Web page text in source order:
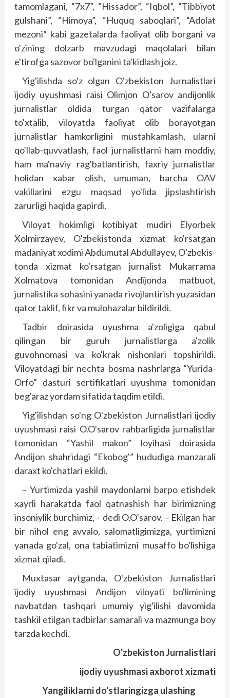
tamomlagani, “7x7”, “Hissador”, “Iqbol”, “Tibbiyot
gulshani”, “Himoya”, “Huquq saboqlari”, “Adolat
mezoni” kabi gazetalarda fao­liyat olib borgani va
o'zining dolzarb mavzudagi maqolalari bilan
e'tirofga sazovor bo'lganini ta'kidlash joiz.
Yig'ilishda so'z olgan O'zbekiston Jurnalistlari
ijodiy uyushmasi raisi Olimjon O'sarov andijonlik
jurnalistlar oldida turgan qator vazifalarga
to'xtalib, viloyatda faoliyat olib borayotgan
jurnalistlar hamkorligini mustahkamlash, ularni
qo'llab-quvvatlash, faol jurnalistlarni ham moddiy,
ham ma'naviy rag'batlantirish, faxriy jurnalistlar
holidan xabar olish, umuman, barcha OAV
vakillarini ezgu maqsad yo'lida jipslashtirish
zarurligi haqida gapirdi.
Viloyat hokimligi kotibiyat mudiri Elyorbek
Xolmirzayev, O'zbekis­tonda xizmat ko'rsatgan
madaniyat xodimi Abdumutal Abdullayev, O'zbekis­
tonda xizmat ko'rsatgan jurnalist Mukarrama
Xolmatova tomonidan Andijonda matbuot,
jurnalistika sohasini yanada rivojlantirish yuzasidan
qator taklif, fikr va mulohazalar bildirildi.
Tadbir doirasida uyushma a'zoligiga qabul
qilingan bir guruh jurnalistlarga a'zolik
guvohnomasi va ko'krak nishonlari topshirildi.
Viloyatdagi bir nech­ta bosma nashrlarga “Yurida-
Orfo” das­turi sertifikatlari uyushma tomonidan
beg'araz yordam sifatida taqdim etildi.
Yig'ilishdan so'ng O'zbekiston Jurnalistlari ijodiy
uyushmasi raisi O.O'sarov rahbarligida jurnalistlar
tomonidan “Yashil makon” lo­yihasi doirasida
Andijon shahridagi “Ekobog'” hududiga manzarali
daraxt ko'chatlari ekildi.
– Yurtimizda yashil maydonlarni barpo etishdek
xayrli harakatda faol qatnashish har birimizning
insoniylik burchimiz, – dedi O.O'sarov. – Ekilgan har
bir nihol eng avvalo, salomatligimizga, yurtimizni
yanada go'zal, ona tabiatimizni musaffo bo'lishiga
xizmat qiladi.
Muxtasar aytganda, O'zbekiston Jurnalistlari
ijodiy uyushmasi Andijon viloyati bo'limining
navbatdan tashqari umumiy yig'ilishi davomida
tashkil etilgan tadbirlar samarali va mazmunga boy
tarzda kechdi.
O'zbekiston Jurnalistlari
ijodiy uyushmasi axborot xizmati
Yangiliklarni do'stlaringizga ulashing